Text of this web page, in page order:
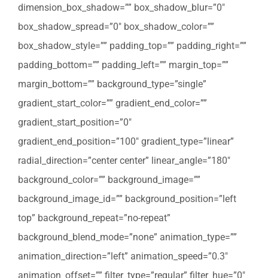
dimension_box_shadow=”” box_shadow_blur=”0″
box_shadow_spread=”0″ box_shadow_color=””
box_shadow_style=”” padding_top=”” padding_right=””
padding_bottom=”” padding_left=”” margin_top=””
margin_bottom=”” background_type=”single”
gradient_start_color=”” gradient_end_color=””
gradient_start_position=”0″
gradient_end_position=”100″ gradient_type=”linear”
radial_direction=”center center” linear_angle=”180″
background_color=”” background_image=””
background_image_id=”” background_position=”left
top” background_repeat=”no-repeat”
background_blend_mode=”none” animation_type=””
animation_direction=”left” animation_speed=”0.3″
animation_offset=”” filter_type=”regular” filter_hue=”0″